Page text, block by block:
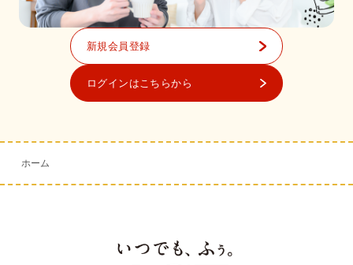
新規会員登録
ログインはこちらから
ホーム